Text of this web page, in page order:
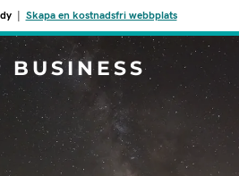
| Skapa en kostnadsfri webbplats
BUSINESS